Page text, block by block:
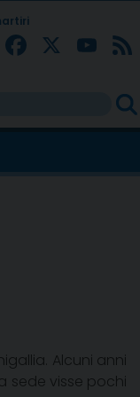
X
per:
Alcuni anni
sede visse pochi